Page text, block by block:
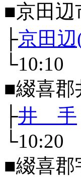
■京田辺
├京田
■綴喜郡
├井 手
■綴喜郡